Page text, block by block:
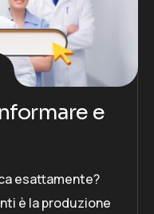
e
esattamente?
è la produzione